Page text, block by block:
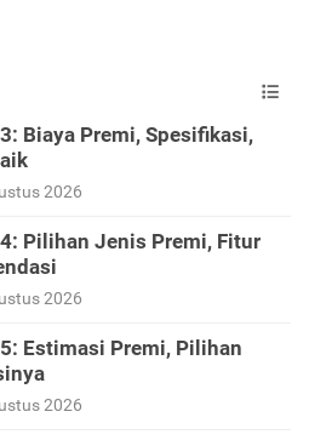
Biaya Premi, Spesifikasi,
2026
Pilihan Jenis Premi, Fitur
2026
Estimasi Premi, Pilihan
2026